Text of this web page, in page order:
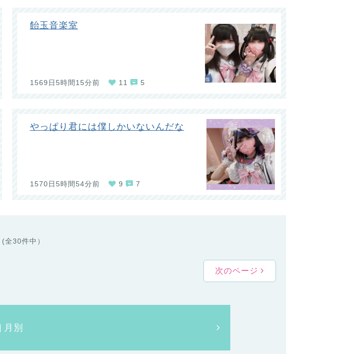
飴玉音楽室
1569日5時間15分前 11 5
やっぱり君には僕しかいないんだな
1570日5時間54分前 9 7
全30件中）
次のページ
月別